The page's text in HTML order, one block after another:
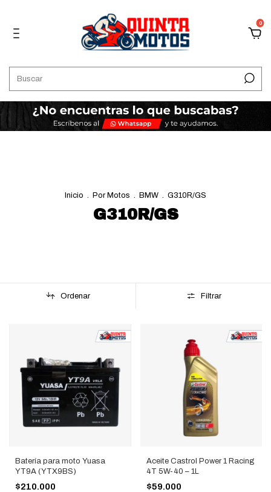
0
Inicio . Por Motos . BMW . G310R/GS
G310R/GS
Ordenar Filtrar
Batería para moto Yuasa
YT9A (YTX9BS)
$210.000
Aceite Castrol Power 1 Racing
4T 5W-40 – 1L
$59.000